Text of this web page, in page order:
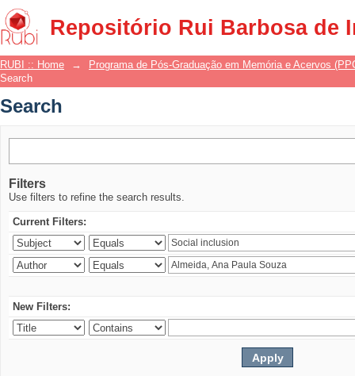
Repositório Rui Barbosa de
Search
RUBI :: Home →
Programa de Pós-Graduação em Memória e Acervos
Search
Search
Filters
Use filters to refine the search results.
Current Filters:
New Filters: